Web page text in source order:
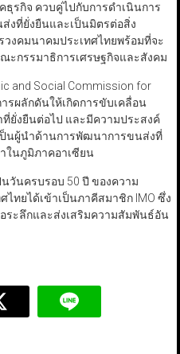
รกิจ ควบคู่ไปกับการดำเนินการ
งที่ยั่งยืนและเป็นมิตรต่อสิ่ง
งคมนาคมประเทศไทยพร้อมที่จะ
ะกรรมาธิการเศรษฐกิจและสังคม
and Social Commission for
ารผลักดันให้เกิดการขับเคลื่อน
ยั่งยืนต่อไป และมีความประสงค์
ป็นผู้นำด้านการพัฒนาการขนส่งที่
ในภูมิภาคอาเซียน
วันครบรอบ 50 ปี ของความ
ไทยได้เข้าเป็นภาคีสมาชิก IMO ซึ่ง
ระลึกและส่งเสริมความสัมพันธ์อัน